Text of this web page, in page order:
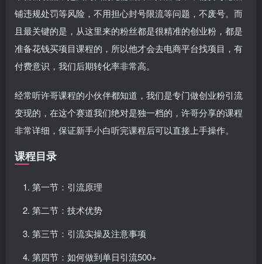
铺违规处罚等风险，不用担心封号限流等问题，不废号。而
且最关键的是，从这里来的粉丝都是很精准的创业粉，都是
准备花钱买项目课程的，所以他才会去电商平台找项目，有
付费意识，我们后期转化率非常高。
经常听许哥课程的小伙伴都知道，我们是专门做创业粉引流
变现的，在这个赛道我们绝对是独一档的，许哥分享的课程
非常详细，保证新手小白听完课程后可以直接上手操作。
课程目录
第一节：引流原理
第二节：技术优势
第三节：引流实操及注意事项
第四节：如何做到单日引流500+